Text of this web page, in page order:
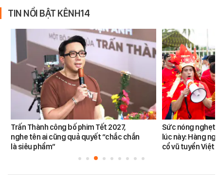
TIN NỔI BẬT KÊNH14
Trấn Thành công bố phim Tết 2027,
nghe tên ai cũng quả quyết “chắc chắn
là siêu phẩm”
Sức nóng nghẹt
lúc này: Hàng
cổ vũ tuyển